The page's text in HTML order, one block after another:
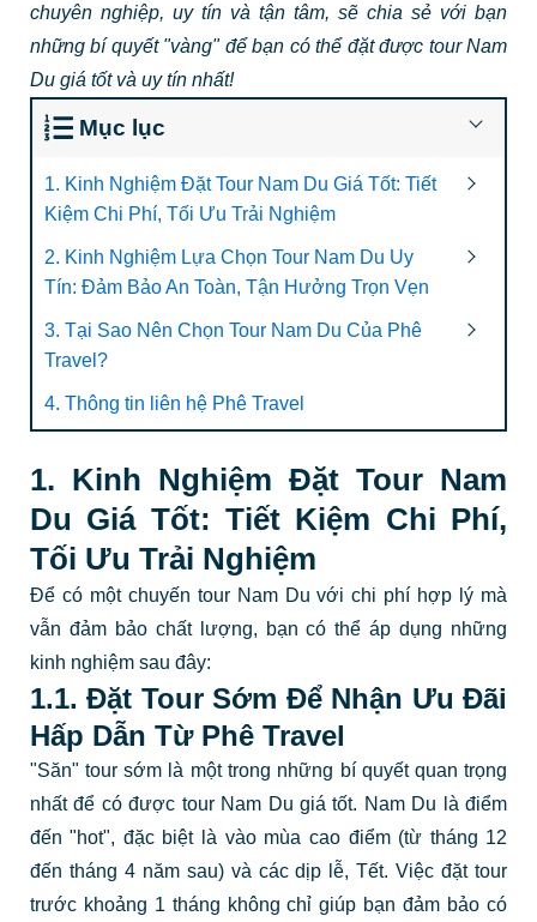
chuyên nghiệp, uy tín và tận tâm, sẽ chia sẻ với bạn
những bí quyết "vàng" để bạn có thể đặt được tour Nam
Du giá tốt và uy tín nhất!
Mục lục
1. Kinh Nghiệm Đặt Tour Nam Du Giá Tốt: Tiết
Kiệm Chi Phí, Tối Ưu Trải Nghiệm
2. Kinh Nghiệm Lựa Chọn Tour Nam Du Uy
Tín: Đảm Bảo An Toàn, Tận Hưởng Trọn Vẹn
3. Tại Sao Nên Chọn Tour Nam Du Của Phê
Travel?
4. Thông tin liên hệ Phê Travel
1. Kinh Nghiệm Đặt Tour Nam
Du Giá Tốt: Tiết Kiệm Chi Phí,
Tối Ưu Trải Nghiệm
Để có một chuyến tour Nam Du với chi phí hợp lý mà
vẫn đảm bảo chất lượng, bạn có thể áp dụng những
kinh nghiệm sau đây:
1.1. Đặt Tour Sớm Để Nhận Ưu Đãi
Hấp Dẫn Từ Phê Travel
"Săn" tour sớm là một trong những bí quyết quan trọng
nhất để có được tour Nam Du giá tốt. Nam Du là điểm
đến "hot", đặc biệt là vào mùa cao điểm (từ tháng 12
đến tháng 4 năm sau) và các dịp lễ, Tết. Việc đặt tour
trước khoảng 1 tháng không chỉ giúp bạn đảm bảo có